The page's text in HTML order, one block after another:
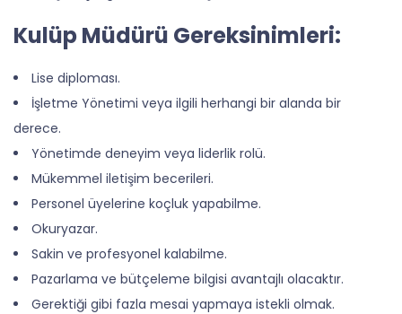
Kulüp Müdürü Gereksinimleri:
Lise diploması.
İşletme Yönetimi veya ilgili herhangi bir alanda bir
derece.
Yönetimde deneyim veya liderlik rolü.
Mükemmel iletişim becerileri.
Personel üyelerine koçluk yapabilme.
Okuryazar.
Sakin ve profesyonel kalabilme.
Pazarlama ve bütçeleme bilgisi avantajlı olacaktır.
Gerektiği gibi fazla mesai yapmaya istekli olmak.